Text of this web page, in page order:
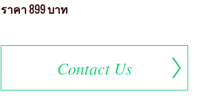
ราคา 899 บาท
Contact Us